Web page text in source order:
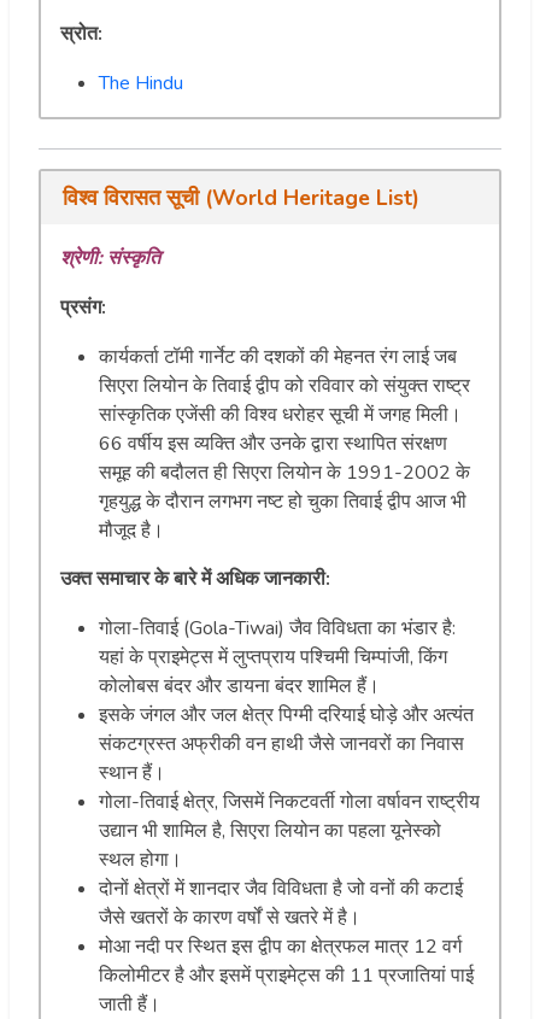
स्रोत:
The Hindu
विश्व विरासत सूची (World Heritage List)
श्रेणी: संस्कृति
प्रसंग:
कार्यकर्ता टॉमी गार्नेट की दशकों की मेहनत रंग लाई जब
सिएरा लियोन के तिवाई द्वीप को रविवार को संयुक्त राष्ट्र
सांस्कृतिक एजेंसी की विश्व धरोहर सूची में जगह मिली।
66 वर्षीय इस व्यक्ति और उनके द्वारा स्थापित संरक्षण
समूह की बदौलत ही सिएरा लियोन के 1991-2002 के
गृहयुद्ध के दौरान लगभग नष्ट हो चुका तिवाई द्वीप आज भी
मौजूद है।
उक्त समाचार के बारे में अधिक जानकारी:
गोला-तिवाई (Gola-Tiwai) जैव विविधता का भंडार है:
यहां के प्राइमेट्स में लुप्तप्राय पश्चिमी चिम्पांजी, किंग
कोलोबस बंदर और डायना बंदर शामिल हैं।
इसके जंगल और जल क्षेत्र पिग्मी दरियाई घोड़े और अत्यंत
संकटग्रस्त अफ्रीकी वन हाथी जैसे जानवरों का निवास
स्थान हैं।
गोला-तिवाई क्षेत्र, जिसमें निकटवर्ती गोला वर्षावन राष्ट्रीय
उद्यान भी शामिल है, सिएरा लियोन का पहला यूनेस्को
स्थल होगा।
दोनों क्षेत्रों में शानदार जैव विविधता है जो वनों की कटाई
जैसे खतरों के कारण वर्षों से खतरे में है।
मोआ नदी पर स्थित इस द्वीप का क्षेत्रफल मात्र 12 वर्ग
किलोमीटर है और इसमें प्राइमेट्स की 11 प्रजातियां पाई
जाती हैं।